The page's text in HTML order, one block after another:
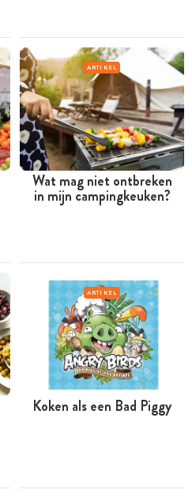
ARTIKEL
Wat mag niet ontbreken
in mijn campingkeuken?
ARTIKEL
Koken als een Bad Piggy